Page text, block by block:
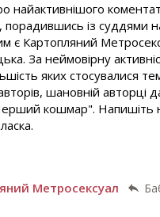
найактивнішого
порадившись із суддями
є Картопляний
За неймовірну
яких стосувалися
шановній авторці
кошмар". Напишіть
Метросексуал